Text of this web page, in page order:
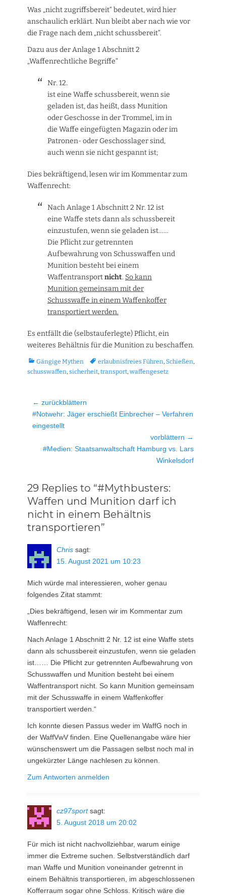
Was „nicht zugriffsbereit“ bedeutet, wird hier
anschaulich erklärt. Nun bleibt aber nach wie vor
die Frage nach dem „nicht schussbereit“.
Dazu aus der Anlage 1 Abschnitt 2
„Waffenrechtliche Begriffe“
Nr. 12.
ist eine Waffe schussbereit, wenn sie
geladen ist, das heißt, dass Munition
oder Geschosse in der Trommel, im in
die Waffe eingefügten Magazin oder im
Patronen- oder Geschosslager sind,
auch wenn sie nicht gespannt ist;
Dies bekräftigend, lesen wir im Kommentar zum
Waffenrecht:
Nach Anlage 1 Abschnitt 2 Nr. 12 ist
eine Waffe stets dann als schussbereit
einzustufen, wenn sie geladen ist……
Die Pflicht zur getrennten
Aufbewahrung von Schusswaffen und
Munition besteht bei einem
Waffentransportnicht. So kann
Munition gemeinsam mit der
Schusswaffe in einem Waffenkoffer
transportiert werden.
Es entfällt die (selbstauferlegte) Pflicht, ein
weiteres Behältnis für die Munition zu beschaffen.
Kategorien
Gängige Mythen Tagserlaubnisfreies Führen, Schießen,
schusswaffen, sicherheit, transport, waffengesetz
Beitragsnavigation
← zurückblättern
Vorheriger
Beitrag:
#Notwehr: Jäger erschießt Einbrecher – Verfahren
eingestellt
vorblättern →
Nächster
#Medien: Staatsanwaltschaft Hamburg vs. Lars
Winkelsdorf
29 Replies to “#Mythbusters:
Waffen und Munition darf ich
nicht in einem Behältnis
transportieren”
Chris sagt:
15. August 2021 um 10:23
Mich würde mal interessieren, woher genau
folgendes Zitat stammt:
„Dies bekräftigend, lesen wir im Kommentar zum
Waffenrecht:
Nach Anlage 1 Abschnitt 2 Nr. 12 ist eine Waffe stets
dann als schussbereit einzustufen, wenn sie geladen
ist…… Die Pflicht zur getrennten Aufbewahrung von
Schusswaffen und Munition besteht bei einem
Waffentransport nicht. So kann Munition gemeinsam
mit der Schusswaffe in einem Waffenkoffer
transportiert werden.“
Ich konnte diesen Passus weder im WaffG noch in
der WaffVwV finden. Eine Quellenangabe wäre hier
wünschenswert um die Passagen selbst noch mal in
ungekürzter Länge nachlesen zu können.
Zum Antworten anmelden
cz97sport sagt:
5. August 2018 um 20:02
Für mich ist nicht nachvollziehbar, warum einige
immer die Extreme suchen. Selbstverständlich darf
man Waffe und Munition voneinander getrennt in
einem Behältnis transportieren, im abgeschlossenen
Kofferraum sogar ohne Schloss. Kritisch wäre die